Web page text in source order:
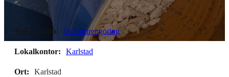
Typ av jobb: Industrirengöring
Lokalkontor: Karlstad
Ort: Karlstad